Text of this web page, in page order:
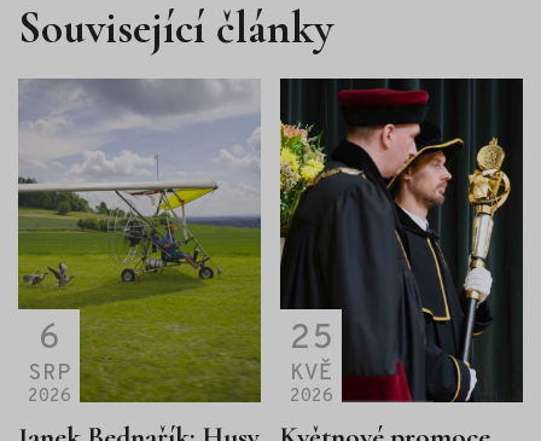
Související články
6
SRP
2026
25
KVĚ
2026